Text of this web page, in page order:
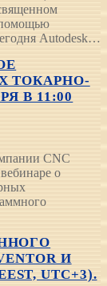
помощью
Autodesk…
ТОКАРНО-
В 11:00
CNC
о
И
UTC+3).